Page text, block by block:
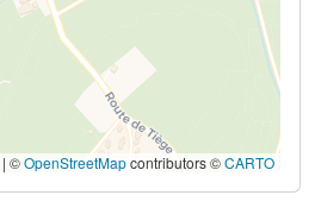
| ©OpenStreetMapcontributors ©CARTO